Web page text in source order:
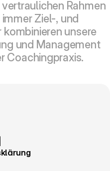
Rahmen
Ziel-, und
unsere
und Management
Coachingpraxis.